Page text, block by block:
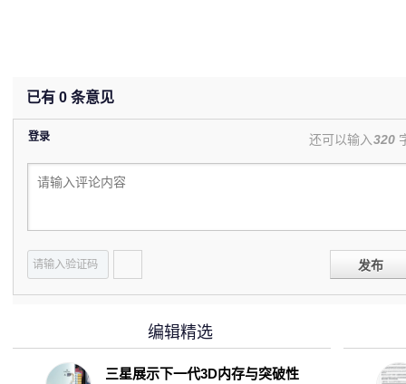
已有 0 条意见
登录 还可以输入320
发布
编辑精选
三星展示下一代3D内存与突破性